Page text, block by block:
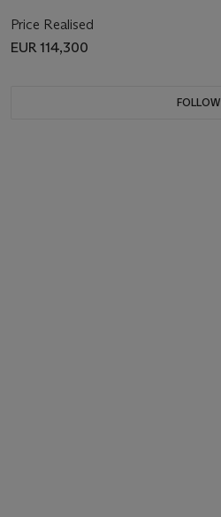
Price Realised
EUR 114,300
FOLLOW